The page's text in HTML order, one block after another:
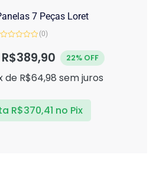
7 Peças Loret
0
de
(0)
R$389,90 22% OFF
de R$64,98 sem juros
R$370,41 no Pix